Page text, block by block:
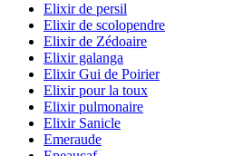
Elixir de persil
Elixir de scolopendre
Elixir de Zédoaire
Elixir galanga
Elixir Gui de Poirier
Elixir pour la toux
Elixir pulmonaire
Elixir Sanicle
Emeraude